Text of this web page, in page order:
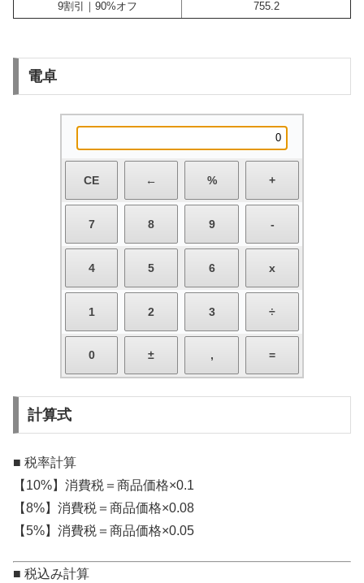
9割引｜90%オフ
755.2
電卓
計算式
■ 税率計算
【10%】消費税＝商品価格×0.1
【8%】消費税＝商品価格×0.08
【5%】消費税＝商品価格×0.05
■ 税込み計算